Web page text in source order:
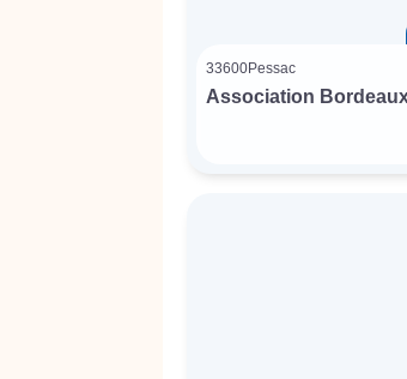
33600Pessac
Association